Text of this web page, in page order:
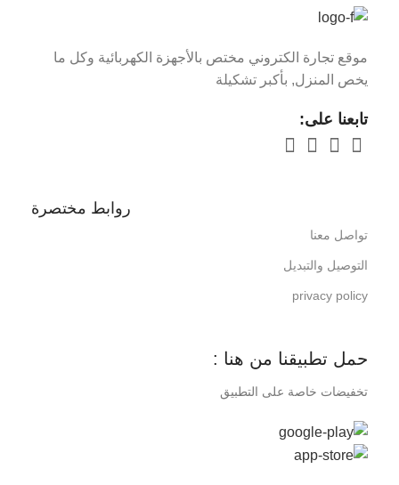
موقع تجارة الكتروني مختص بالأجهزة الكهربائية وكل ما
يخص المنزل, بأكبر تشكيلة
تابعنا على:
روابط مختصرة
تواصل معنا
التوصيل والتبديل
privacy policy
حمل تطبيقنا من هنا :
تخفيضات خاصة على التطبيق